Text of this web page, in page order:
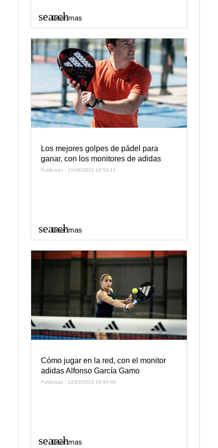
search
Leer mas
Los mejores golpes de pádel para
ganar, con los monitores de adidas
Publicado : 15/08/2023 16:53:12
search
Leer mas
Cómo jugar en la red, con el monitor
adidas Alfonso García Gamo
Publicado : 12/03/2023 18:44:09
search
Leer mas